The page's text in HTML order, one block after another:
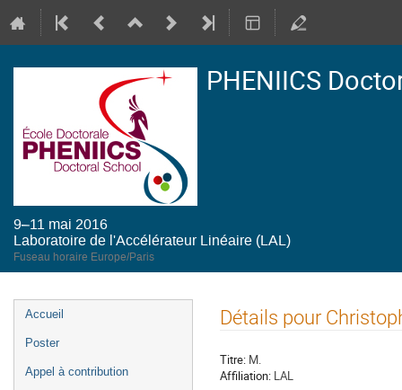
PHENIICS
9–11 mai 2016
Laboratoire de l'Accélérateur Linéaire (LAL)
Fuseau horaire Europe/Paris
Menu
de
Accueil
Poster
Appel à contribution
Détails pour
Titre: M.
Affiliation: LAL